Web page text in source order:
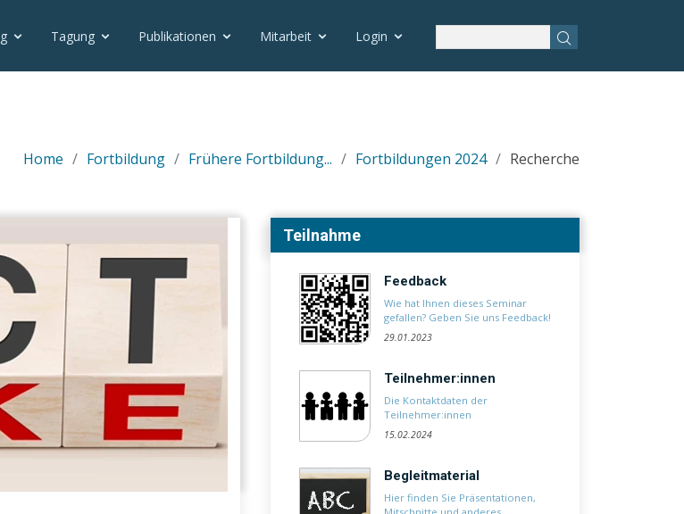
Tagung Publikationen Mitarbeit Login
Home Fortbildung Frühere Fortbildung... Fortbildungen 2024 Recherche
Teilnahme
Feedback
Wie hat Ihnen dieses Seminar
gefallen? Geben Sie uns Feedback!
29.01.2023
Teilnehmer:innen
Die Kontaktdaten der
Teilnehmer:innen
15.02.2024
Begleitmaterial
Hier finden Sie Präsentationen,